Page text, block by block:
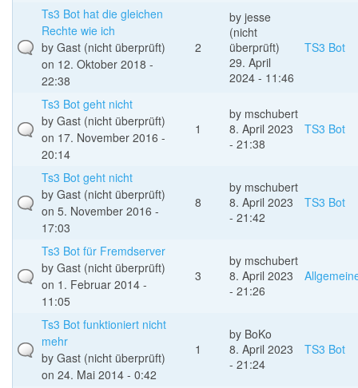
Ts3 Bot hat die gleichen
Rechte wie ich
by Gast (nicht überprüft)
on 12. Oktober 2018 -
22:38
2
by jesse
(nicht
überprüft)
29. April
2024 - 11:46
TS3 Bot
Ts3 Bot geht nicht
by Gast (nicht überprüft)
on 17. November 2016 -
20:14
1
by mschubert
8. April 2023
- 21:38
TS3 Bot
Ts3 Bot geht nicht
by Gast (nicht überprüft)
on 5. November 2016 -
17:03
8
by mschubert
8. April 2023
- 21:42
TS3 Bot
Ts3 Bot für Fremdserver
by Gast (nicht überprüft)
on 1. Februar 2014 -
11:05
3
by mschubert
8. April 2023
- 21:26
Ts3 Bot funktioniert nicht
mehr
by Gast (nicht überprüft)
on 24. Mai 2014 - 0:42
1
by BoKo
8. April 2023
- 21:24
TS3 Bot